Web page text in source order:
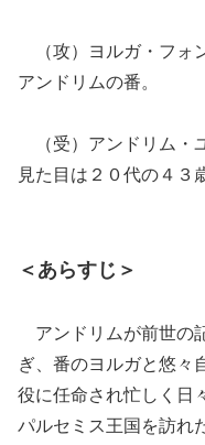
（攻）ヨルガ・フォ
アンドリムの番。
（受）アンドリム・
見た目は２０代の４３
＜あらすじ＞
アンドリムが前世の
ぎ、番のヨルガと悠々
役に任命され忙しく日
パルセミス王国を訪れ